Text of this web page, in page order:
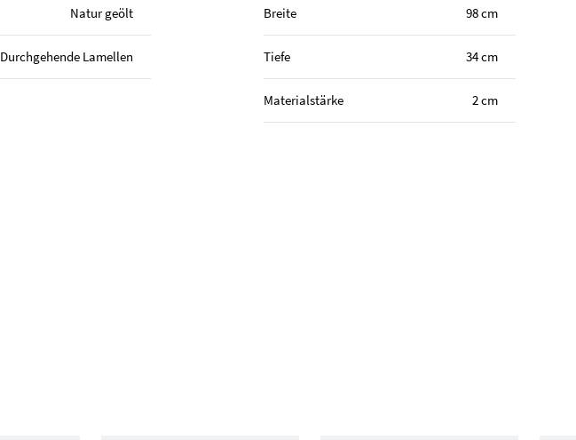
Natur geölt
Durch­gehende Lamellen
Breite 98 cm
Tiefe 34 cm
Materialstärke 2 cm